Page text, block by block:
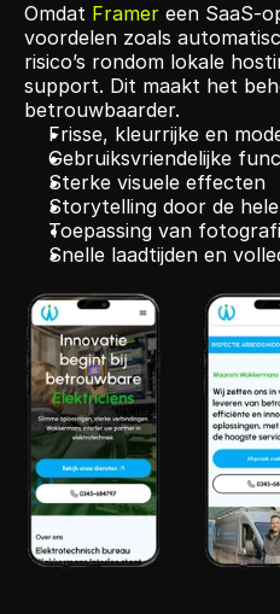
Omdat Framer een SaaS-
voordelen zoals
risico’s rondom lokale
support. Dit maakt het
betrouwbaarder.
Frisse, kleurrijke en
Gebruiksvriendelijke
Sterke visuele effecten
Storytelling door de
Toepassing van
Snelle laadtijden en